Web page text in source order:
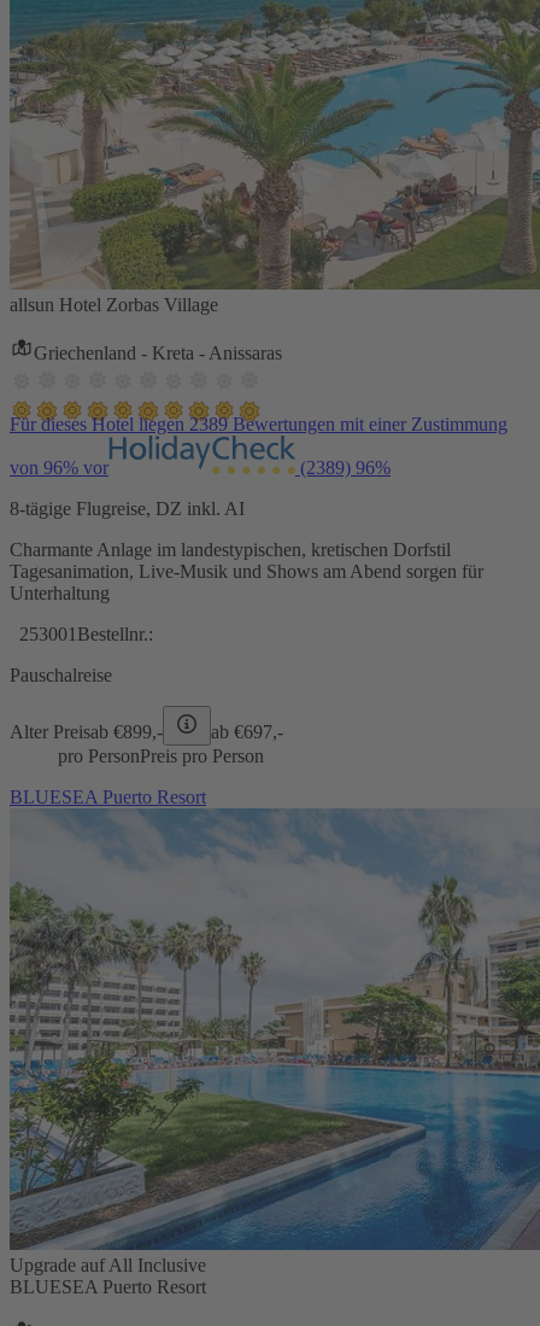
allsun Hotel Zorbas Village
Griechenland - Kreta - Anissaras
Für dieses Hotel liegen 2389 Bewertungen mit einer Zustimmung
von 96% vor (2389) 96%
8-tägige Flugreise, DZ inkl. AI
Charmante Anlage im landestypischen, kretischen Dorfstil
Tagesanimation, Live-Musik und Shows am Abend sorgen für
Unterhaltung
253001 Bestellnr.:
Pauschalreise
Alter Preisab €899,- ab €697,-
pro PersonPreis pro Person
BLUESEA Puerto Resort
Upgrade auf All Inclusive
BLUESEA Puerto Resort